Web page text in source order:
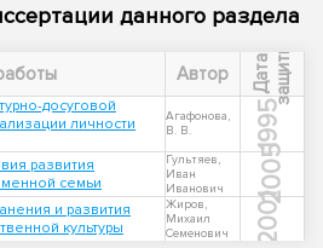
данного раздела
Автор Д
а
т
а
з
а
щ
и
т ы
досуговой
личности
Агафонова,
В. В.
1995
развития
семьи
Гультяев,
Иван
Иванович
2005
и развития
культуры
Жиров,
Михаил
Семенович
2001